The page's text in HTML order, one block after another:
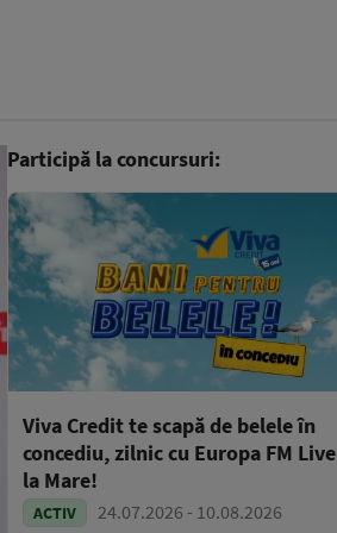
Participă la concursuri:
Viva Credit te scapă de belele în
concediu, zilnic cu Europa FM Live
la Mare!
ACTIV 24.07.2026 - 10.08.2026